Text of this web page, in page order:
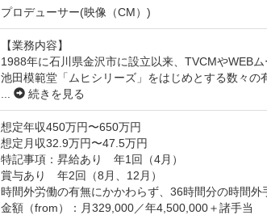
プロデューサー(映像（CM）)
【業務内容】
1988年に石川県金沢市に設立以来、TVCMやWEBム
池田模範堂「ムヒシリーズ」をはじめとする数々の
続きを見る
想定年収450万円〜650万円
想定月収32.9万円〜47.5万円
特記事項：昇給あり　年1回（4月）
賞与あり　年2回（8月、12月）
時間外労働の有無にかかわらず、36時間分の時間
金額（from）：月329,000／年4,500,000＋諸手当